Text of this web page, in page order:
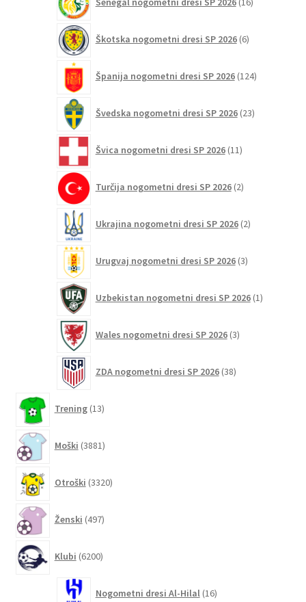
izdelkov
Škotska nogometni dresi SP 2026 6izdelkov
Španija nogometni dresi SP 2026 124izdelkov
Švedska nogometni dresi SP 2026 23izdelkov
Švica nogometni dresi SP 2026 11izdelkov
Turčija nogometni dresi SP 2026 2izdelka
Ukrajina nogometni dresi SP 2026 2izdelka
Urugvaj nogometni dresi SP 2026 3izdelki
Uzbekistan nogometni dresi SP 2026 1izdelek
Wales nogometni dresi SP 2026 3izdelki
ZDA nogometni dresi SP 2026 38izdelkov
Trening 13izdelkov
Moški 3881izdelkov
Otroški 3320izdelkov
Ženski 497izdelkov
Klubi 6200izdelkov
Nogometni dresi Al-Hilal 16izdelkov